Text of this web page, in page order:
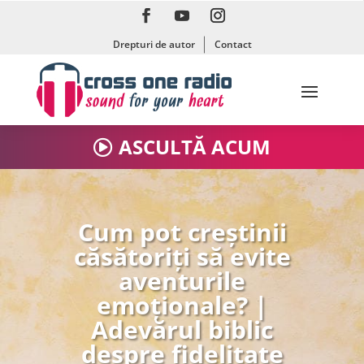
Drepturi de autor Contact
ASCULTĂ ACUM
Cum pot creștinii
căsătoriți să evite
aventurile
emoționale? |
Adevărul biblic
despre fidelitate